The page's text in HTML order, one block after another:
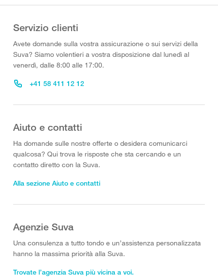
Servizio clienti
Avete domande sulla vostra assicurazione o sui servizi della
Suva? Siamo volentieri a vostra disposizione dal lunedì al
venerdì, dalle 8:00 alle 17:00.
+41 58 411 12 12
Aiuto e contatti
Ha domande sulle nostre offerte o desidera comunicarci
qualcosa? Qui trova le risposte che sta cercando e un
contatto diretto con la Suva.
Alla sezione Aiuto e contatti
Agenzie Suva
Una consulenza a tutto tondo e un’assistenza personalizzata
hanno la massima priorità alla Suva.
Trovate l’agenzia Suva più vicina a voi.